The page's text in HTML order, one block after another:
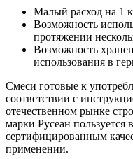
Малый расход на 1
Возможность
протяжении
Возможность
использования в
Смеси готовые к
соответствии с
отечественном рынке
марки Русеан пользуется
сертифицированным
применении.